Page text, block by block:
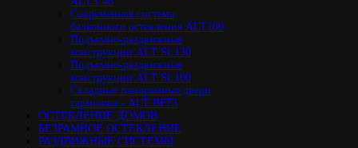
Cовременная система
балконного остекления ALT100
Подъемно-раздвижные
конструкции ALT SL130
Подъемно-раздвижные
конструкции ALT SL160
Cкладные панорамные двери
гармошка - ALT BF73
ОСТЕКЛЕНИЕ ДОМОВ
БЕЗРАМНОЕ ОСТЕКЛЕНИЕ
РАЗДВИЖНЫЕ СИСТЕМЫ